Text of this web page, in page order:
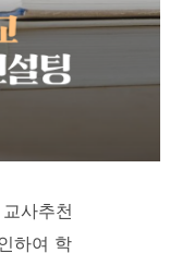
사추천
하여 학